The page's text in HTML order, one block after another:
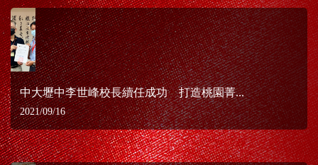
中大壢中李世峰校長續任成功 打造桃園菁...
2021/09/16